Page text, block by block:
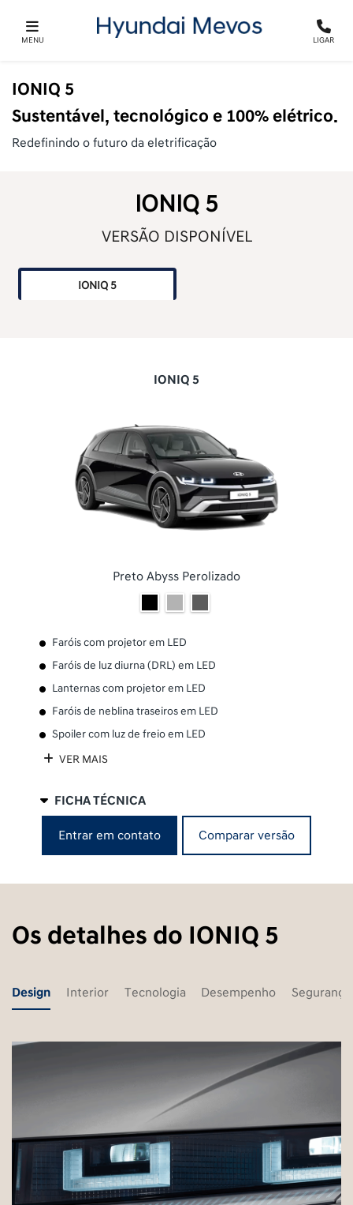
MENU LIGAR
IONIQ 5
Sustentável, tecnológico e 100% elétrico.
Redefinindo o futuro da eletrificação
IONIQ 5
VERSÃO DISPONÍVEL
IONIQ 5
IONIQ 5
Preto Abyss Perolizado
Faróis com projetor em LED
Faróis de luz diurna (DRL) em LED
Lanternas com projetor em LED
Faróis de neblina traseiros em LED
Spoiler com luz de freio em LED
VER MAIS
FICHA TÉCNICA
Entrar em contato Comparar versão
Os detalhes do IONIQ 5
Design Interior Tecnologia Desempenho Segurança